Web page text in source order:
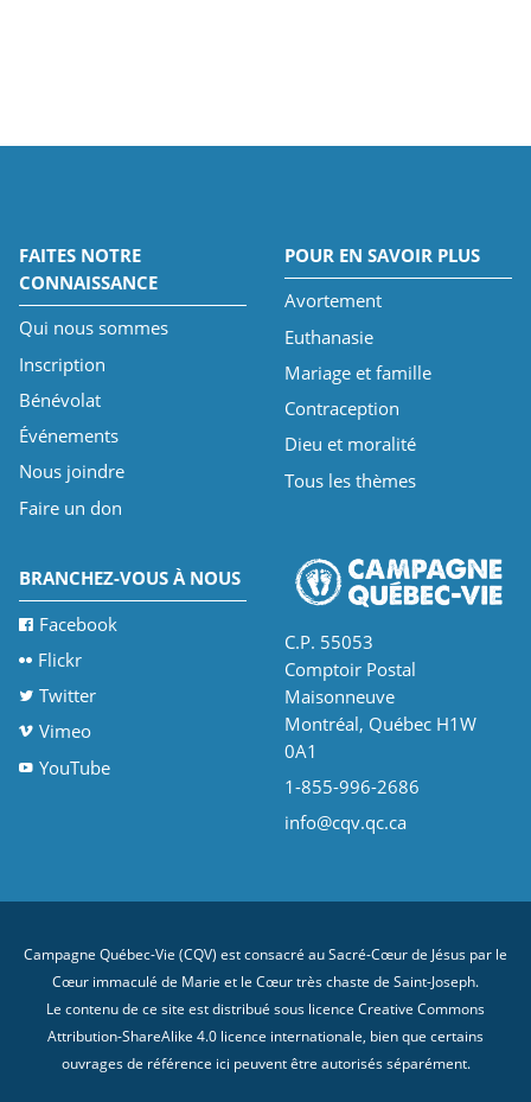
FAITES NOTRE
CONNAISSANCE
Qui nous sommes
Inscription
Bénévolat
Événements
Nous joindre
Faire un don
POUR EN SAVOIR PLUS
Avortement
Euthanasie
Mariage et famille
Contraception
Dieu et moralité
Tous les thèmes
BRANCHEZ-VOUS À NOUS
Facebook
Flickr
Twitter
Vimeo
YouTube
C.P. 55053
Comptoir Postal
Maisonneuve
Montréal, Québec H1W
0A1
1-855-996-2686
info@cqv.qc.ca
Campagne Québec-Vie (CQV) est consacré au Sacré-Cœur de Jésus par le
Cœur immaculé de Marie et le Cœur très chaste de Saint-Joseph.
Le contenu de ce site est distribué sous licence Creative Commons
Attribution-ShareAlike 4.0 licence internationale, bien que certains
ouvrages de référence ici peuvent être autorisés séparément.